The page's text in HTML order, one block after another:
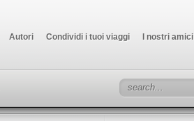
Autori Condividi i tuoi viaggi I nostri amici